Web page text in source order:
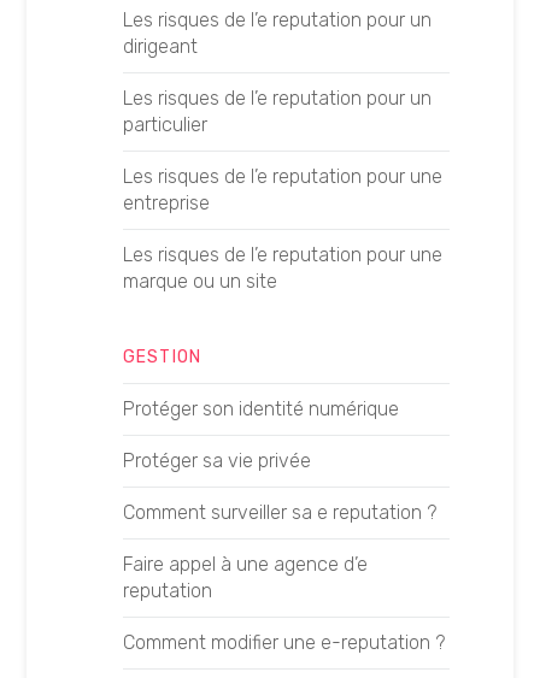
Growth Hacking
Histoire de Google
Linkbaiting
Logo Google
Meta Description
Mots clés de longue traîne
SEO On-Page
SEO Off-page
Rédaction SEO
Créer un guide d’achat GEO
Créer une fiche produit GEO
Optimiser la longueur d’un contenu
GEO
Données structurées et GEO
Définir ses prompts GEO
Apparaître dans ChatGPT
Apparaître dans Claude
Apparaître dans Gemini
Apparaître dans Perplexity
Les risques de l’e reputation pour un
dirigeant
Les risques de l’e reputation pour un
particulier
Les risques de l’e reputation pour une
entreprise
Les risques de l’e reputation pour une
marque ou un site
GESTION
Protéger son identité numérique
Protéger sa vie privée
Comment surveiller sa e reputation ?
Faire appel à une agence d’e
reputation
Comment modifier une e-reputation ?